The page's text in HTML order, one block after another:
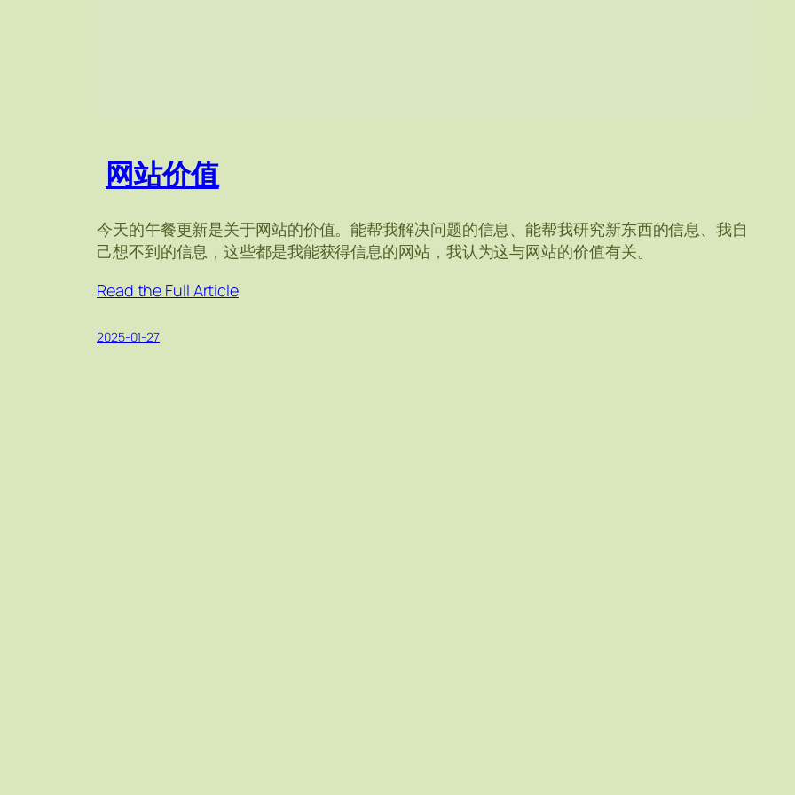
网站价值
今天的午餐更新是关于网站的价值。能帮我解决问题的信息、能帮我研究新东西的信息、我自
己想不到的信息，这些都是我能获得信息的网站，我认为这与网站的价值有关。
Read the Full Article
2025-01-27